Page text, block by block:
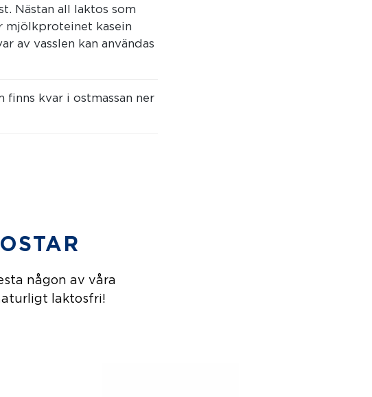
Nästan all laktos som
mjölkproteinet kasein
av vasslen kan användas
finns kvar i ostmassan ner
någon av våra
laktosfri!